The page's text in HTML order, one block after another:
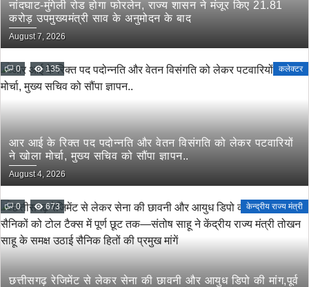
नांदघाट-मुंगेली रोड होगा फोरलेन, राज्य शासन ने मंजूर किए 21.81
करोड़ उपमुख्यमंत्री साव के अनुमोदन के बाद
August 7, 2026
0 135 कलेक्टर
आर आई के रिक्त पद पदोन्नति और वेतन विसंगति को लेकर पटवारियों
ने खोला मोर्चा, मुख्य सचिव को सौंपा ज्ञापन..
August 4, 2026
0 673 केन्द्रीय राज्य मंत्री
छत्तीसगढ़ रेजिमेंट से लेकर सेना की छावनी और आयुध डिपो की मांग,पूर्व